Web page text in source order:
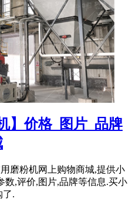
】价格_图片_品牌
磨粉机网上购物商城,提供小
数,评价,图片,品牌等信息.买小
了.